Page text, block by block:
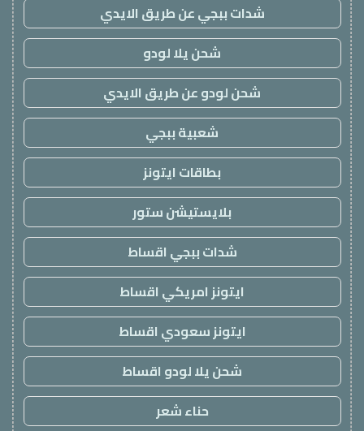
شدات ببجي عن طريق الايدي
شحن يلا لودو
شحن لودو عن طريق الايدي
شعبية ببجي
بطاقات ايتونز
بلايستيشن ستور
شدات ببجي اقساط
ايتونز امريكي اقساط
ايتونز سعودي اقساط
شحن يلا لودو اقساط
حناء شعر